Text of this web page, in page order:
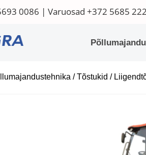
0086 | Varuosad +372 5685
/Tõstukid /